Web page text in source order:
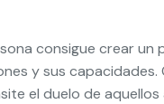
consigue crear
y sus
el duelo de